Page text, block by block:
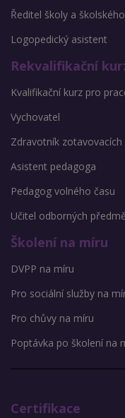
Ředitel školy a
Logopedický asistent
Rekvalifikační
Kvalifikační kurz pro
Vychovatel
Zdravotník zotavovacích
Asistent pedagoga
Pedagog volného času
Učitel odborných
Školení na míru
DVPP na míru
Pro sociální služby na
Pro chůvy na míru
Poptávka po školení na
Certifikace